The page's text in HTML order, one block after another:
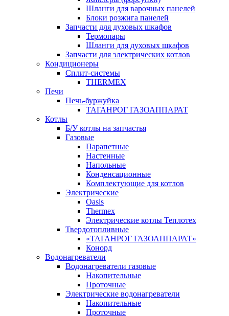
Шланги для варочных панелей
Блоки розжига панелей
Запчасти для духовых шкафов
Термопары
Шланги для духовых шкафов
Запчасти для электрических котлов
Кондиционеры
Сплит-системы
THERMEX
Печи
Печь-буржуйка
ТАГАНРОГ ГАЗОАППАРАТ
Котлы
Б/У котлы на запчастья
Газовые
Парапетные
Настенные
Напольные
Конденсационные
Комплектующие для котлов
Электрические
Oasis
Thermex
Электрические котлы Теплотех
Твердотопливные
«ТАГАНРОГ ГАЗОАППАРАТ»
Конорд
Водонагреватели
Водонагреватели газовые
Накопительные
Проточные
Электрические водонагреватели
Накопительные
Проточные